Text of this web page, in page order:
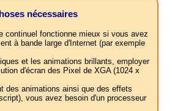
nécessaires
continuel fonctionne mieux si vous avez
à bande large d'Internet (par exemple
et les animations brillants, employer
d'écran des Pixel de XGA (1024 x
des animations ainsi que des effets
vous avez besoin d'un processeur